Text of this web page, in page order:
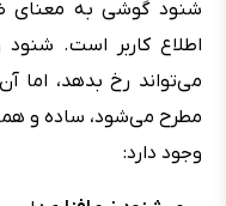
شنود گوشی به معنای
اطلاع کاربر است.
می‌تواند رخ بدهد، اما
مطرح می‌شود، ساده و
وجود دارد: